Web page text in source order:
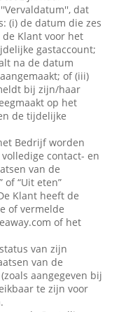
dat
(i) de datum die zes
Klant voor het
gastaccount;
na de datum
of (iii)
bij zijn/haar
op het
de tijdelijke
Bedrijf worden
contact- en
van de
of “Uit eten”
Klant heeft de
of vermelde
of het
van zijn
van de
aangegeven bij
te zijn voor